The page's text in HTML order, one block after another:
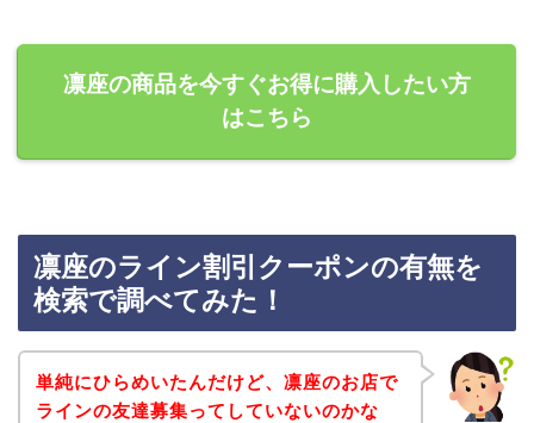
凛座の商品を今すぐお得に購入したい方
はこちら
凛座のライン割引クーポンの有無を
検索で調べてみた！
単純にひらめいたんだけど、凛座のお店で
ラインの友達募集ってしていないのかな